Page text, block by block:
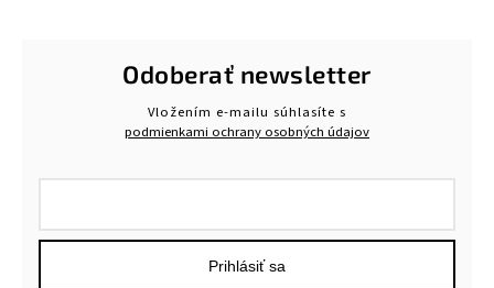
Odoberať newsletter
Vložením e-mailu súhlasíte s
podmienkami ochrany osobných údajov
Prihlásiť sa